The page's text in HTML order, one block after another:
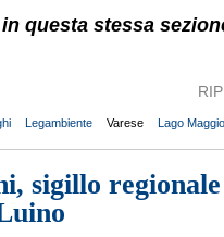
questa stessa
Legambiente Varese
Lago
sigillo